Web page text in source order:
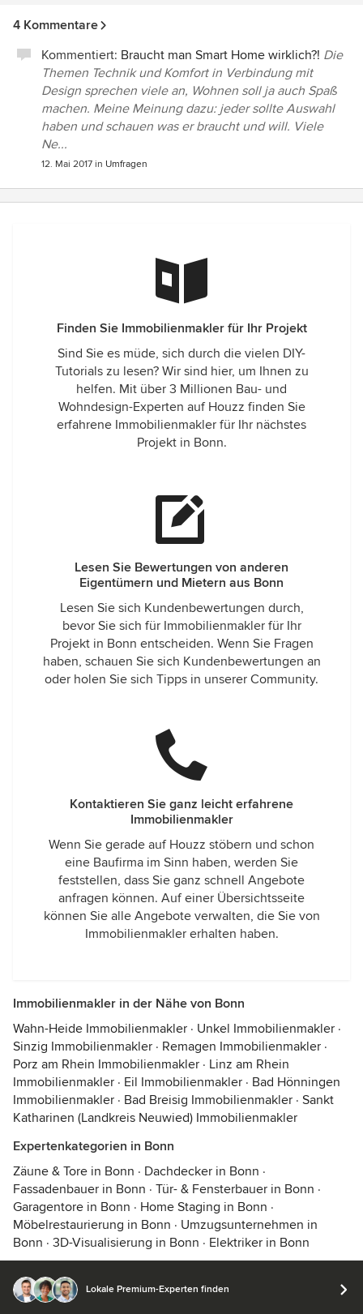
4 Kommentare
Kommentiert: Braucht man Smart Home wirklich?! Die
Themen Technik und Komfort in Verbindung mit
Design sprechen viele an, Wohnen soll ja auch Spaß
machen. Meine Meinung dazu: jeder sollte Auswahl
haben und schauen was er braucht und will. Viele
Ne...
12. Mai 2017 in Umfragen
Finden Sie Immobilienmakler für Ihr Projekt
Sind Sie es müde, sich durch die vielen DIY-
Tutorials zu lesen? Wir sind hier, um Ihnen zu
helfen. Mit über 3 Millionen Bau- und
Wohndesign-Experten auf Houzz finden Sie
erfahrene Immobilienmakler für Ihr nächstes
Projekt in Bonn.
Lesen Sie Bewertungen von anderen
Eigentümern und Mietern aus Bonn
Lesen Sie sich Kundenbewertungen durch,
bevor Sie sich für Immobilienmakler für Ihr
Projekt in Bonn entscheiden. Wenn Sie Fragen
haben, schauen Sie sich Kundenbewertungen an
oder holen Sie sich Tipps in unserer Community.
Kontaktieren Sie ganz leicht erfahrene
Immobilienmakler
Wenn Sie gerade auf Houzz stöbern und schon
eine Baufirma im Sinn haben, werden Sie
feststellen, dass Sie ganz schnell Angebote
anfragen können. Auf einer Übersichtsseite
können Sie alle Angebote verwalten, die Sie von
Immobilienmakler erhalten haben.
Immobilienmakler in der Nähe von Bonn
Wahn-Heide Immobilienmakler · Unkel Immobilienmakler ·
Sinzig Immobilienmakler · Remagen Immobilienmakler ·
Porz am Rhein Immobilienmakler · Linz am Rhein
Immobilienmakler · Eil Immobilienmakler · Bad Hönningen
Immobilienmakler · Bad Breisig Immobilienmakler · Sankt
Katharinen (Landkreis Neuwied) Immobilienmakler
Expertenkategorien in Bonn
Zäune & Tore in Bonn · Dachdecker in Bonn ·
Fassadenbauer in Bonn · Tür- & Fensterbauer in Bonn ·
Garagentore in Bonn · Home Staging in Bonn ·
Möbelrestaurierung in Bonn · Umzugsunternehmen in
Bonn · 3D-Visualisierung in Bonn · Elektriker in Bonn
Lokale Premium-Experten finden
© 2026 Houzz Inc.